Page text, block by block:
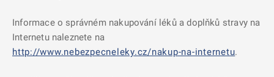
Informace o správném nakupování léků a doplňků stravy na
Internetu naleznete na
http://www.nebezpecneleky.cz/nakup-na-internetu.